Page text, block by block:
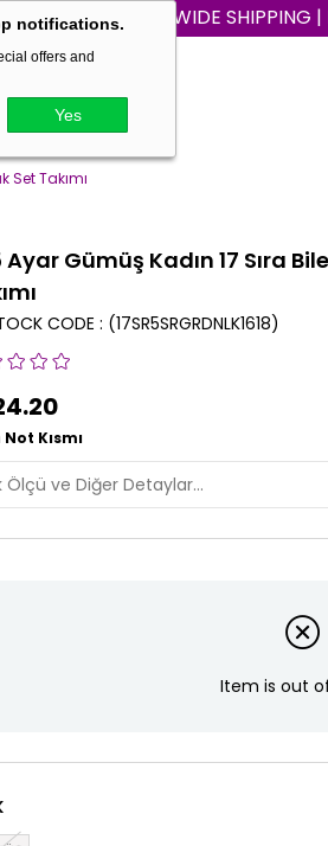
notifications.
offers and
Yes
WORLD WIDE SHIPPING | FAST
Set Takımı
Ayar Gümüş Kadın 17 Sıra
(17SR5SRGRDNLK1618)
CODE
Kısmı
Item is out